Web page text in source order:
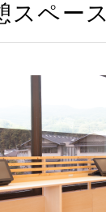
スペース